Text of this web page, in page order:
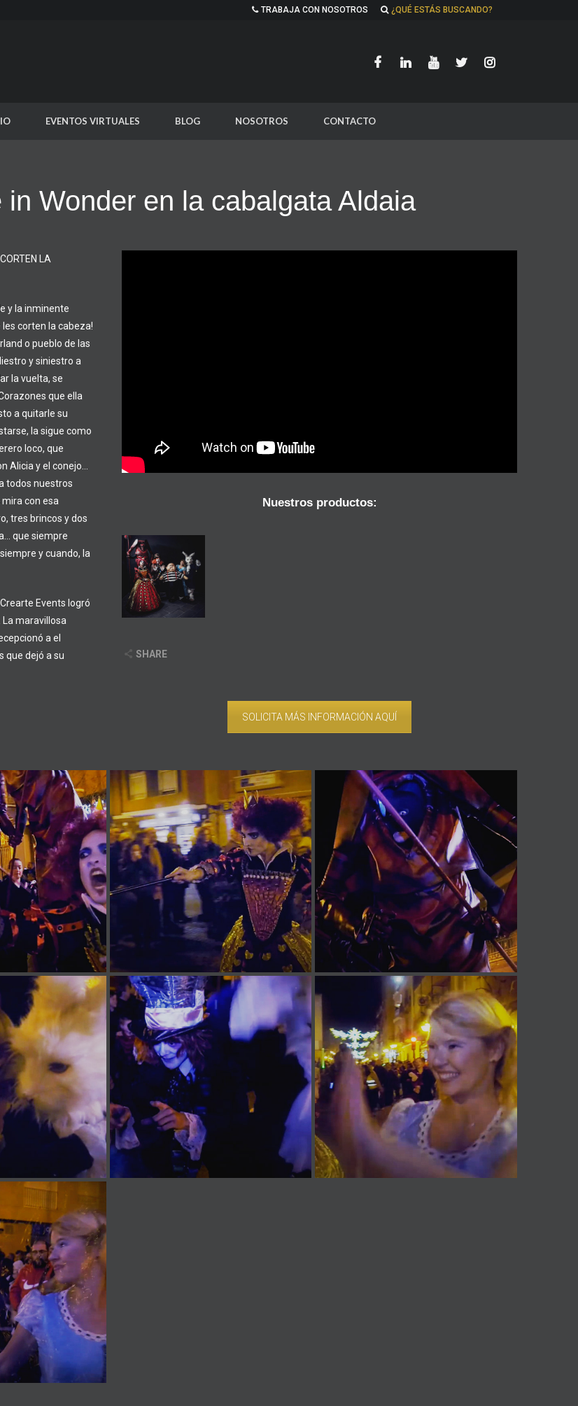
TRABAJA CON NOSOTROS ¿QUÉ ESTÁS BUSCANDO?
EVENTOS VIRTUALES BLOG NOSOTROS CONTACTO
Wonder en la cabalgata Aldaia
LA
y la inminente
corten la cabeza!
o pueblo de las
y siniestro a
la vuelta, se
que ella
a quitarle su
la sigue como
loco, que
Alicia y el conejo…
todos nuestros
con esa
tres brincos y dos
que siempre
y cuando, la
Events logró
maravillosa
a el
que dejó a su
Nuestros productos:
Alice in
Wonder
SHARE
SOLICITA MÁS INFORMACIÓN AQUÍ